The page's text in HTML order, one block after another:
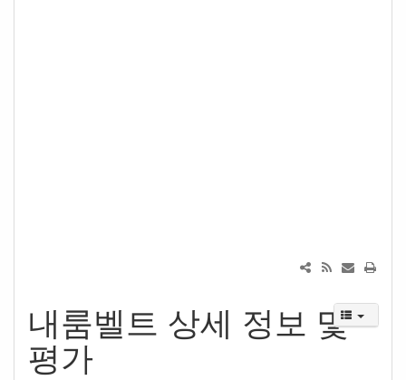
내룸벨트 상세 정보 및
평가